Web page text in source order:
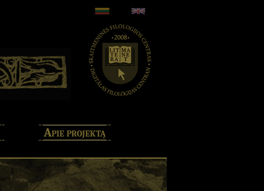
Apie projektą